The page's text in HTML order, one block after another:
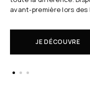
avant-première lors des
JE DÉCOUVRE